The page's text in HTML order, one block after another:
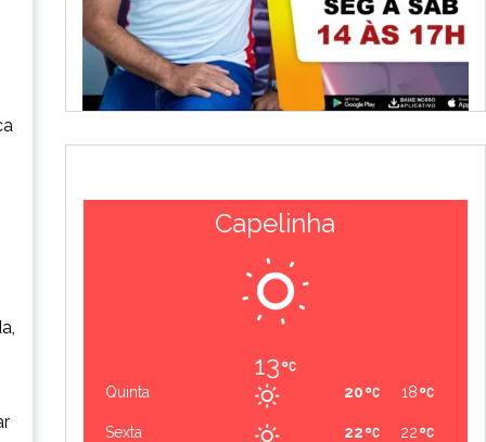
Capelinha
13
Quinta 18
20
Sexta 22
22